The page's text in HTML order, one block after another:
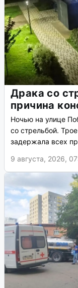
Драка со
причина
Ночью на улице
со стрельбой.
задержала всех
9 августа, 2026,